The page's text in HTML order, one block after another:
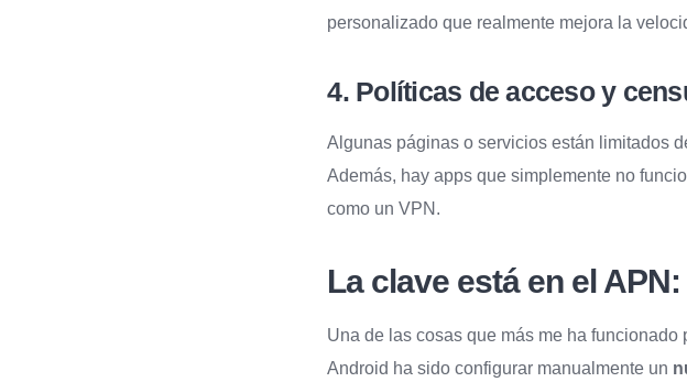
personalizado que realmente mejora la
4. Políticas de acceso y
Algunas páginas o servicios están limitados
Además, hay apps que simplemente no
como un VPN.
La clave está en el
Una de las cosas que más me ha
Android ha sido configurar manualmente un